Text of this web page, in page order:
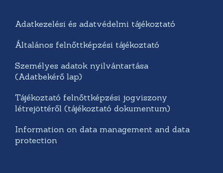
Adatkezelési és adatvédelmi tájékoztató
Általános felnőttképzési tájékoztató
Személyes adatok nyilvántartása
(Adatbekérő lap)
Tájékoztató felnőttképzési jogviszony
létrejöttéről (tájékoztató dokumentum)
Information on data management and data
protection